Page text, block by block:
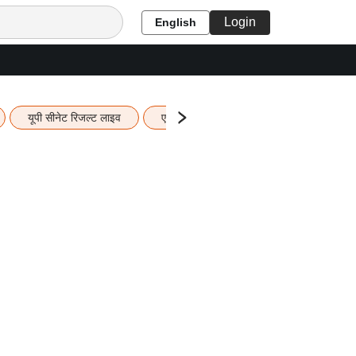
English Login
यूपी सीनेट रिजल्ट लाइव एचबीएसई 12वीं का रिजल्ट लाइव